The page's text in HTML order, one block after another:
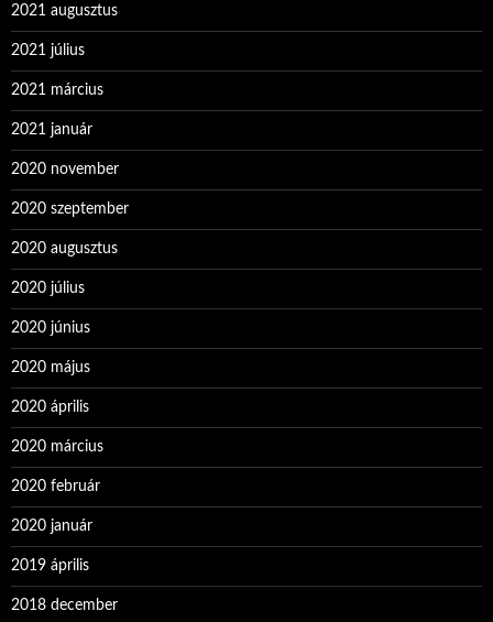
2021 augusztus
2021 július
2021 március
2021 január
2020 november
2020 szeptember
2020 augusztus
2020 július
2020 június
2020 május
2020 április
2020 március
2020 február
2020 január
2019 április
2018 december